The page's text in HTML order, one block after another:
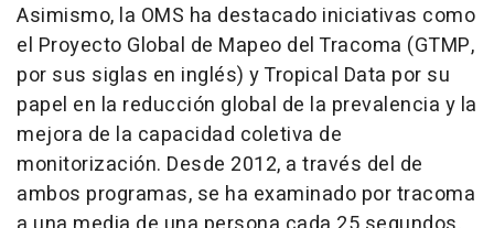
Asimismo, la OMS ha destacado iniciativas como
el Proyecto Global de Mapeo del Tracoma (GTMP,
por sus siglas en inglés) y Tropical Data por su
papel en la reducción global de la prevalencia y la
mejora de la capacidad coletiva de
monitorización. Desde 2012, a través del de
ambos programas, se ha examinado por tracoma